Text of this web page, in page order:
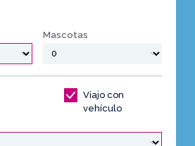
Mascotas
Viajo con
vehículo